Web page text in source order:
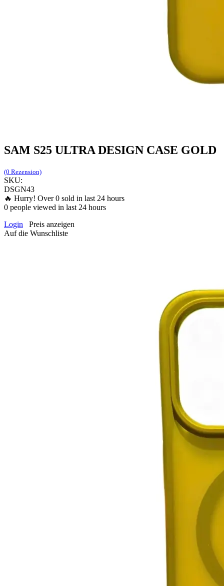
SAM S25 ULTRA DESIGN CASE GOLD
(0 Rezension)
SKU:
DSGN43
🔥 Hurry! Over0 sold in last 24 hours
0 people viewed in last 24 hours
Login
Preis anzeigen
Auf die Wunschliste